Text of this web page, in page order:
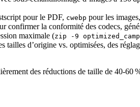
pour le PDF, cwebp pour les images,
confirmer la conformité des codecs,
maximale (zip -9
tailles d’origine vs. optimisées, des
des réductions de taille de